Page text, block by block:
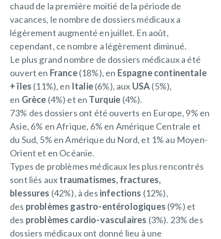
chaud de la première moitié de la période de
vacances, le nombre de dossiers médicaux a
légèrement augmenté en juillet. En août,
cependant, ce nombre a légèrement diminué.
Le plus grand nombre de dossiers médicaux a été
ouvert en France(18%), en Espagne continentale
+ îles (11%), en Italie(6%), aux USA(5%),
en Grèce (4%) et en Turquie (4%).
73% des dossiers ont été ouverts en Europe, 9% en
Asie, 6% en Afrique, 6% en Amérique Centrale et
du Sud, 5% en Amérique du Nord, et 1% au Moyen-
Orient et en Océanie.
Types de problèmes médicaux les plus rencontrés
sont liés auxtraumatismes, fractures,
blessures (42%), à des infections (12%),
des problèmes gastro-entérologiques (9%) et
des problèmes cardio-vasculaires (3%). 23% des
dossiers médicaux ont donné lieu à une